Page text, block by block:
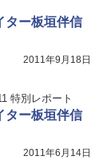
ター板垣伴信
2011年9月18日
特別レポート
ター板垣伴信
2011年6月14日